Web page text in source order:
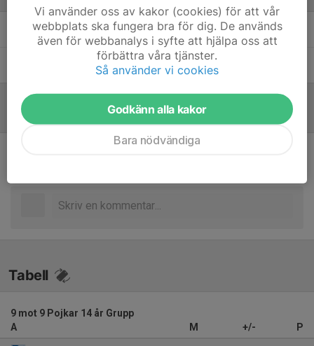
Tobias SkogsbergTränare
Viktor TriumfTränare
Referat
Tabell
9 mot 9 Pojkar 14 år Grupp
A
M +/- P
Vi använder oss av kakor (cookies) för att vår
webbplats ska fungera bra för dig. De används
även för webbanalys i syfte att hjälpa oss att
förbättra våra tjänster.
Så använder vi cookies
Godkänn alla kakor
Bara nödvändiga